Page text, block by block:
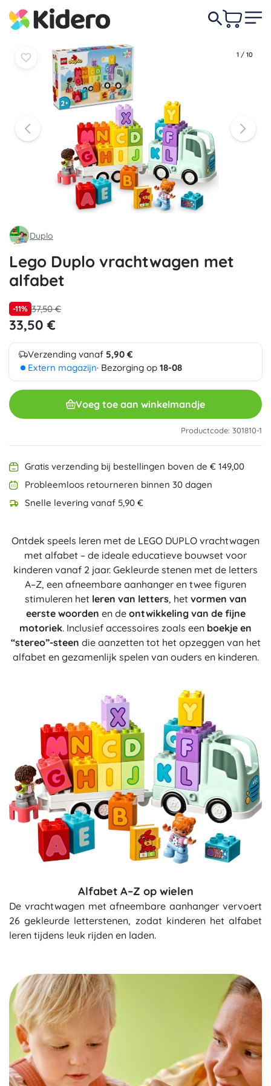
1 / 10
Duplo
Lego Duplo vrachtwagen met
alfabet
-11% 37,50 €
33,50 €
Verzending vanaf 5,90 €
Extern magazijn· Bezorging op 18-08
Voeg toe aan winkelmandje
Productcode: 301810-1
Gratis verzending bij bestellingen boven de € 149,00
Probleemloos retourneren binnen 30 dagen
Snelle levering vanaf 5,90 €
Ontdek speels leren met de LEGO DUPLO vrachtwagen
met alfabet – de ideale educatieve bouwset voor
kinderen vanaf 2 jaar. Gekleurde stenen met de letters
A–Z, een afneembare aanhanger en twee figuren
stimuleren het leren van letters, het vormen van
eerste woorden en de ontwikkeling van de fijne
motoriek. Inclusief accessoires zoals een boekje en
“stereo”-steen die aanzetten tot het opzeggen van het
alfabet en gezamenlijk spelen van ouders en kinderen.
Alfabet A–Z op wielen
De vrachtwagen met afneembare aanhanger vervoert
26 gekleurde letterstenen, zodat kinderen het alfabet
leren tijdens leuk rijden en laden.
-11% 37,50 €
In